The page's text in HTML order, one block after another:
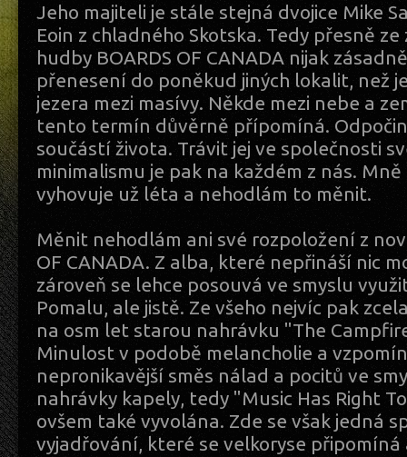
Jeho majiteli je stále stejná dvojice Mike
Eoin z chladného Skotska. Tedy přesně
hudby BOARDS OF CANADA nijak
přenesení do poněkud jiných lokalit, než
jezera mezi masívy. Někde mezi nebe a
tento termín důvěrně přípomíná.
součástí života. Trávit jej ve společnosti
minimalismu je pak na každém z nás.
vyhovuje už léta a nehodlám to měnit.
Měnit nehodlám ani své rozpoložení z
OF CANADA. Z alba, které nepřináší nic
zároveň se lehce posouvá ve smyslu
Pomalu, ale jistě. Ze všeho nejvíc pak
na osm let starou nahrávku "The
Minulost v podobě melancholie a
nepronikavější směs nálad a pocitů ve
nahrávky kapely, tedy "Music Has Right
ovšem také vyvolána. Zde se však jedná
vyjadřování, které se velkoryse připomíná